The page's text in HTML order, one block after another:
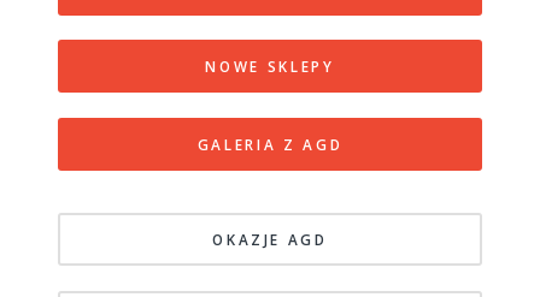
NOWE SKLEPY
GALERIA Z AGD
OKAZJE AGD